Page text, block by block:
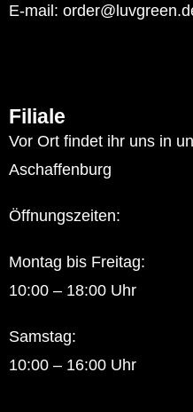
E-mail:
Filiale
Vor Ort findet ihr uns in
Aschaffenburg
Öffnungszeiten:
Montag bis Freitag:
10:00 – 18:00 Uhr
Samstag:
10:00 – 16:00 Uhr